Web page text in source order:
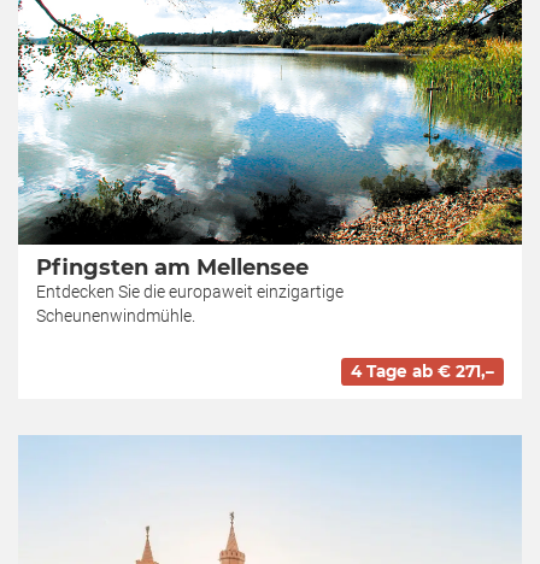
Pfingsten am Mellensee
Entdecken Sie die europaweit einzigartige
Scheunenwindmühle.
4 Tage ab € 271,–